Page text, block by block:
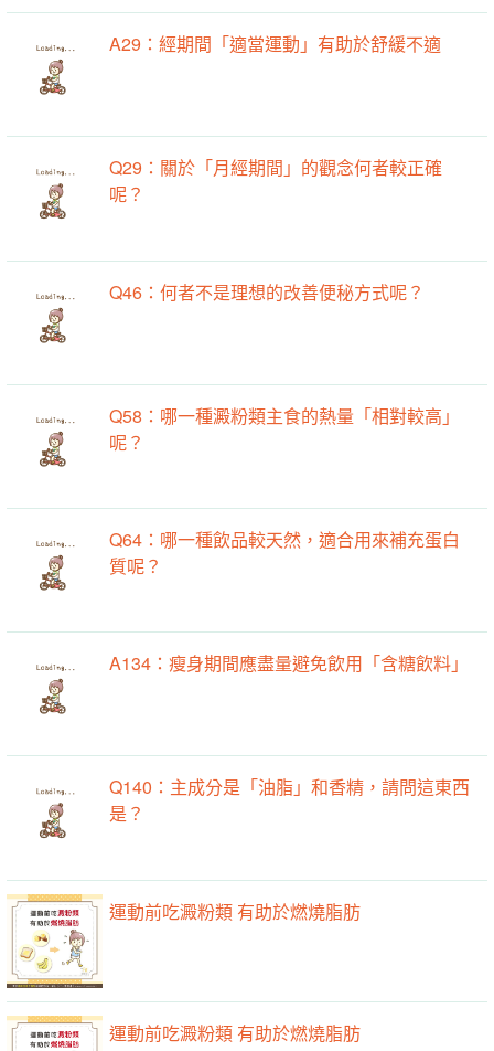
A29：經期間「適當運動」有助於舒緩不適
Q29：關於「月經期間」的觀念何者較正確
呢？
Q46：何者不是理想的改善便秘方式呢？
Q58：哪一種澱粉類主食的熱量「相對較高」
呢？
Q64：哪一種飲品較天然，適合用來補充蛋白
質呢？
A134：瘦身期間應盡量避免飲用「含糖飲料」
Q140：主成分是「油脂」和香精，請問這東西
是？
運動前吃澱粉類 有助於燃燒脂肪
運動前吃澱粉類 有助於燃燒脂肪